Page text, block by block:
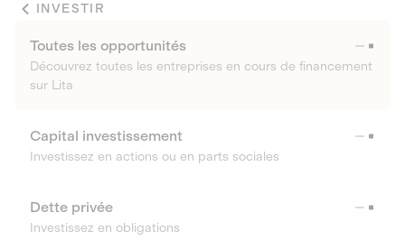
INVESTIR
Toutes les opportunités
Découvrez toutes les entreprises en cours de financement
sur Lita
Capital investissement
Investissez en actions ou en parts sociales
Dette privée
Investissez en obligations